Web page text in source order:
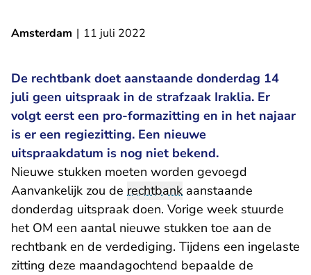
Amsterdam | 11 juli 2022
De rechtbank doet aanstaande donderdag 14
juli geen uitspraak in de strafzaak Iraklia. Er
volgt eerst een pro-formazitting en in het najaar
is er een regiezitting. Een nieuwe
uitspraakdatum is nog niet bekend.
Nieuwe stukken moeten worden gevoegd
Aanvankelijk zou de rechtbank aanstaande
donderdag uitspraak doen. Vorige week stuurde
het OM een aantal nieuwe stukken toe aan de
rechtbank en de verdediging. Tijdens een ingelaste
zitting deze maandagochtend bepaalde de